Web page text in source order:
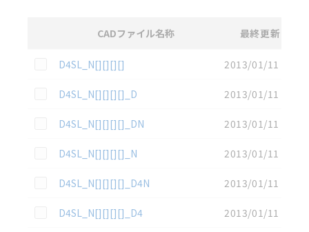
CADファイル名称 最終更新
この資料を選択
D4SL_N[][][][]
2013/01/11
この資料を選択
D4SL_N[][][][]_D
2013/01/11
この資料を選択
D4SL_N[][][][]_DN
2013/01/11
この資料を選択
D4SL_N[][][][]_N
2013/01/11
この資料を選択
D4SL_N[][][][]_D4N
2013/01/11
この資料を選択
D4SL_N[][][][]_D4
2013/01/11